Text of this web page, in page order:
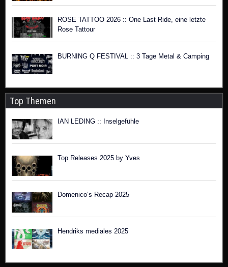
ROSE TATTOO 2026 :: One Last Ride, eine letzte
Rose Tattour
BURNING Q FESTIVAL :: 3 Tage Metal & Camping
Top Themen
IAN LEDING :: Inselgefühle
Top Releases 2025 by Yves
Domenico’s Recap 2025
Hendriks mediales 2025